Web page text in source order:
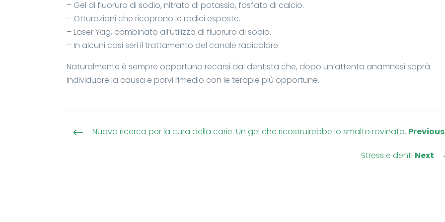
– Gel di fluoruro di sodio, nitrato di potassio, fosfato di calcio.
– Otturazioni che ricoprono le radici esposte.
– Laser Yag, combinato all’utilizzo di fluoruro di sodio.
– In alcuni casi seri il trattamento del canale radicolare.
Naturalmente è sempre opportuno recarsi dal dentista che, dopo un’attenta anamnesi saprà
individuare la causa e porvi rimedio con le terapie più opportune.
# Nuova ricerca per la cura della carie. Un gel che ricostruirebbe lo smalto rovinato. Previous
Stress e denti Next